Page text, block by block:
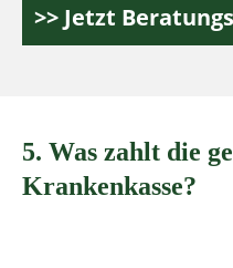
>> Jetzt
5. Was zahlt die
Krankenkasse?